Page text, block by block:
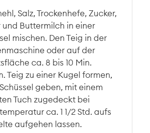
Salz, Trockenhefe, Zucker,
und Buttermilch in einer
mischen. Den Teig in der
oder auf der
ca. 8 bis 10 Min.
Teig zu einer Kugel formen,
geben, mit einem
Tuch zugedeckt bei
ca. 1 1/2 Std. aufs
aufgehen lassen.